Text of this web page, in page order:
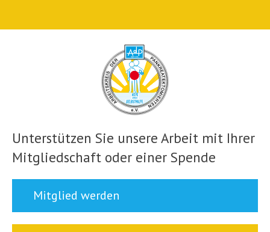
Unterstützen Sie unsere Arbeit mit Ihrer
Mitgliedschaft oder einer Spende
Mitglied werden